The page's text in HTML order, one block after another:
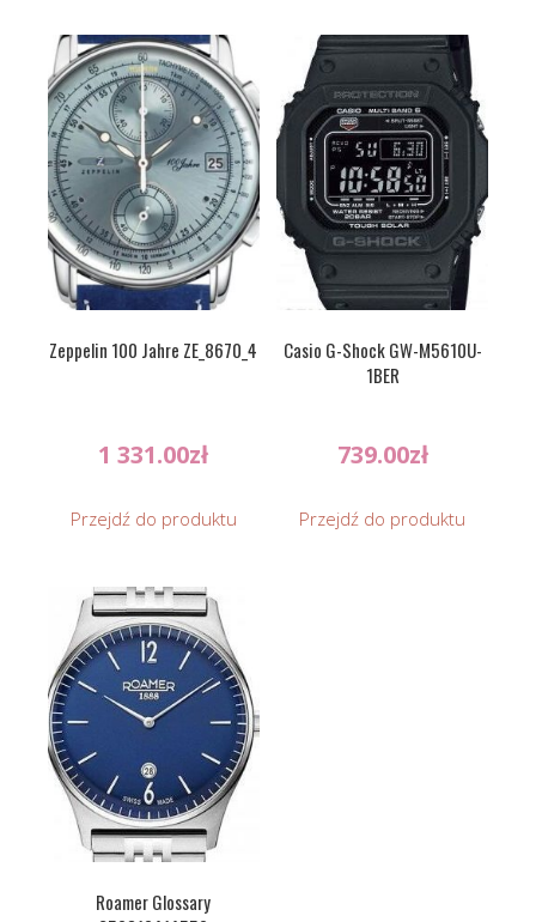
Zeppelin 100 Jahre ZE_8670_4
1 331.00zł
Przejdź do produktu
Casio G-Shock GW-M5610U-
1BER
739.00zł
Przejdź do produktu
Roamer Glossary